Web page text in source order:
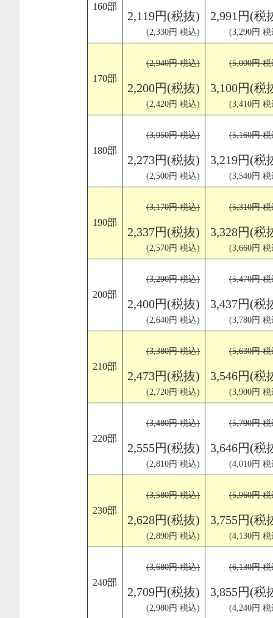
160部
2,119円(税抜)
(2,330円 税込)
2,991円(税
(3,290円
170部
(2,940円 税込)
2,200円(税抜)
(2,420円 税込)
(5,000円
3,100円(税
(3,410円
180部
(3,050円 税込)
2,273円(税抜)
(2,500円 税込)
(5,160円
3,219円(税
(3,540円
190部
(3,170円 税込)
2,337円(税抜)
(2,570円 税込)
(5,310円
3,328円(税
(3,660円
200部
(3,290円 税込)
2,400円(税抜)
(2,640円 税込)
(5,470円
3,437円(税
(3,780円
210部
(3,380円 税込)
2,473円(税抜)
(2,720円 税込)
(5,630円
3,546円(税
(3,900円
220部
(3,480円 税込)
2,555円(税抜)
(2,810円 税込)
(5,790円
3,646円(税
(4,010円
230部
(3,580円 税込)
2,628円(税抜)
(2,890円 税込)
(5,960円
3,755円(税
(4,130円
240部
(3,680円 税込)
2,709円(税抜)
(2,980円 税込)
(6,130円
3,855円(税
(4,240円